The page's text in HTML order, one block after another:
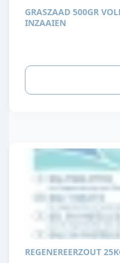
GRASZAAD 500GR
INZAAIEN
REGENEREERZOUT